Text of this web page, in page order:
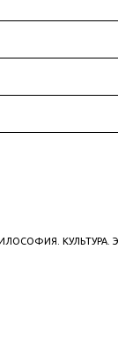
КУЛЬТУРА.